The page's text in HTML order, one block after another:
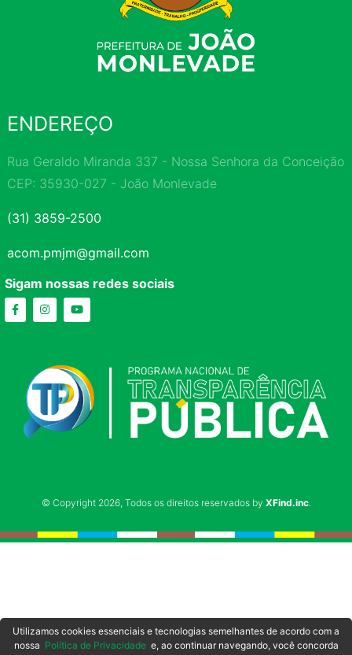
ENDEREÇO
Rua Geraldo Miranda 337 - Nossa Senhora da Conceição
CEP: 35930-027 - João Monlevade
(31) 3859-2500
acom.pmjm@gmail.com
Sigam nossas redes sociais
© Copyright 2026, Todos os direitos reservados by XFind.inc.
Utilizamos cookies essenciais e tecnologias semelhantes de acordo com a
nossa Política de Privacidadee, ao continuar navegando, você concorda